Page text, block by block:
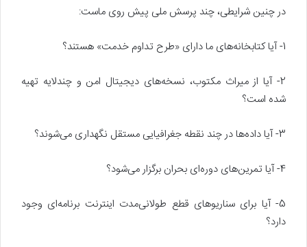
در چنین شرایطی، چند پرسش ملی پیش روی ماست:
1- آیا کتابخانه‌های ما دارای «طرح تداوم خدمت» هستند؟
2- آیا از میراث مکتوب، نسخه‌های دیجیتال امن و چندلایه تهیه
شده است؟
3- آیا داده‌ها در چند نقطه جغرافیایی مستقل نگهداری می‌شوند؟
4- آیا تمرین‌های دوره‌ای بحران برگزار می‌شود؟
5- آیا برای سناریوهای قطع طولانی‌مدت اینترنت برنامه‌ای وجود
دارد؟